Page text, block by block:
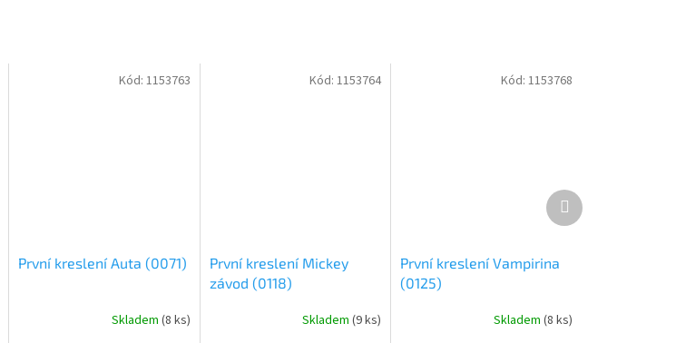
První kreslení Auta (0071)
Skladem (8 ks)
Kód: 1153763
První kreslení Mickey
závod (0118)
Skladem(9 ks)
Kód:1153764
První kreslení Vampirina
(0125)
Skladem (8 ks)
Kód: 1153768
Další
produkt